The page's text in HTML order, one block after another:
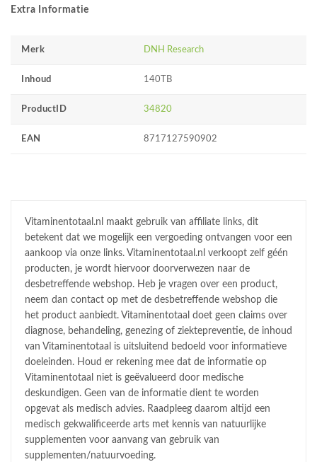
Extra Informatie
Merk DNH Research
Inhoud 140TB
ProductID 34820
EAN 8717127590902
Vitaminentotaal.nl maakt gebruik van affiliate links, dit
betekent dat we mogelijk een vergoeding ontvangen voor een
aankoop via onze links. Vitaminentotaal.nl verkoopt zelf géén
producten, je wordt hiervoor doorverwezen naar de
desbetreffende webshop. Heb je vragen over een product,
neem dan contact op met de desbetreffende webshop die
het product aanbiedt. Vitaminentotaal doet geen claims over
diagnose, behandeling, genezing of ziektepreventie, de inhoud
van Vitaminentotaal is uitsluitend bedoeld voor informatieve
doeleinden. Houd er rekening mee dat de informatie op
Vitaminentotaal niet is geëvalueerd door medische
deskundigen. Geen van de informatie dient te worden
opgevat als medisch advies. Raadpleeg daarom altijd een
medisch gekwalificeerde arts met kennis van natuurlijke
supplementen voor aanvang van gebruik van
supplementen/natuurvoeding.